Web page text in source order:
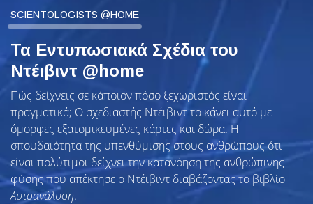
SCIENTOLOGISTS @HOME
Τα Εντυπωσιακά Σχέδια του
Ντέιβιντ @home
Πώς δείχνεις σε κάποιον πόσο ξεχωριστός είναι
πραγματικά; Ο σχεδιαστής Ντέιβιντ το κάνει αυτό με
όμορφες εξατομικευμένες κάρτες και δώρα. Η
σπουδαιότητα της υπενθύμισης στους ανθρώπους ότι
είναι πολύτιμοι δείχνει την κατανόηση της ανθρώπινης
φύσης που απέκτησε ο Ντέιβιντ διαβάζοντας το βιβλίο
Αυτοανάλυση.